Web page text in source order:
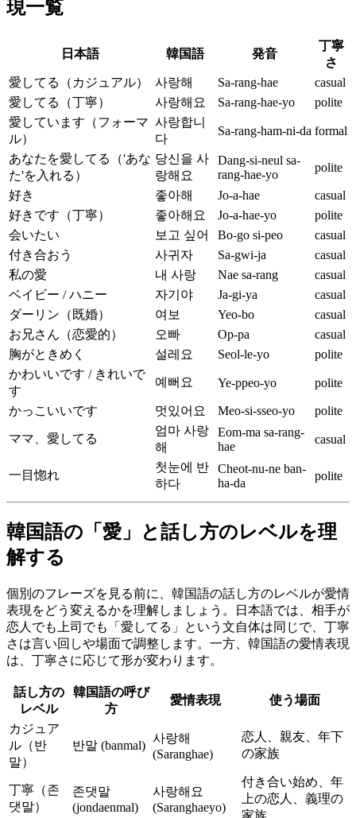
現一覧
日本語 韓国語 発音
丁寧
さ
愛してる（カジュアル）
사랑해 Sa-rang-hae
casual
愛してる（丁寧）
사랑해요 Sa-rang-hae-yo
polite
愛しています（フォーマ
ル）
사랑합니
다
Sa-rang-ham-ni-da formal
あなたを愛してる（'あな
た'を入れる）
당신을 사
랑해요
Dang-si-neul sa-
rang-hae-yo
polite
好き 좋아해 Jo-a-hae
casual
好きです（丁寧）
좋아해요 Jo-a-hae-yo
polite
会いたい
보고 싶어 Bo-go si-peo
casual
付き合おう
사귀자 Sa-gwi-ja
casual
私の愛
내 사랑 Nae sa-rang
casual
ベイビー / ハニー
자기야 Ja-gi-ya
casual
ダーリン（既婚）
여보 Yeo-bo
casual
お兄さん（恋愛的）
오빠 Op-pa
casual
胸がときめく
설레요 Seol-le-yo
polite
かわいいです / きれいで
す
예뻐요 Ye-ppeo-yo polite
かっこいいです 멋있어요 Meo-si-sseo-yo polite
ママ、愛してる
엄마 사랑
해
Eom-ma sa-rang-
hae
casual
一目惚れ
첫눈에 반
하다
Cheot-nu-ne ban-
ha-da
polite
韓国語の「愛」と話し方のレベルを理
解する
個別のフレーズを見る前に、韓国語の話し方のレベルが愛情
表現をどう変えるかを理解しましょう。日本語では、相手が
恋人でも上司でも「愛してる」という文自体は同じで、丁寧
さは言い回しや場面で調整します。一方、韓国語の愛情表現
は、丁寧さに応じて形が変わります。
話し方の
レベル
韓国語の呼び
方
愛情表現 使う場面
カジュア
ル（반
말）
반말 (banmal)
사랑해
(Saranghae)
恋人、親友、年下
の家族
丁寧（존
댓말）
존댓말
(jondaenmal)
사랑해요
(Saranghaeyo)
付き合い始め、年
上の恋人、義理の
家族